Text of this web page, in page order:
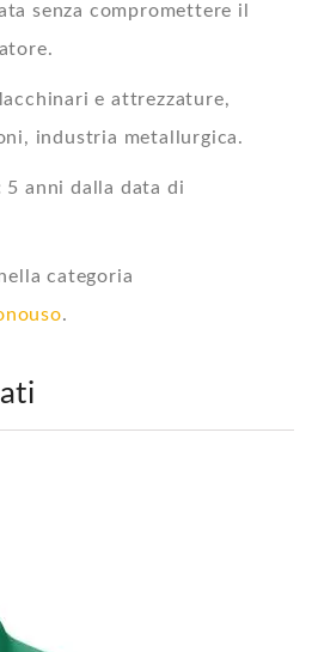
senza compromettere il
e attrezzature,
industria metallurgica.
5 anni dalla data di
categoria
.